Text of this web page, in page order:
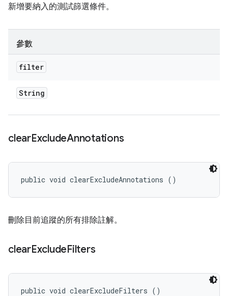
新增要納入的測試篩選條件。
參數
filter
String
clearExcludeAnnotations
public void clearExcludeAnnotations ()
刪除目前追蹤的所有排除註解。
clearExcludeFilters
public void clearExcludeFilters ()